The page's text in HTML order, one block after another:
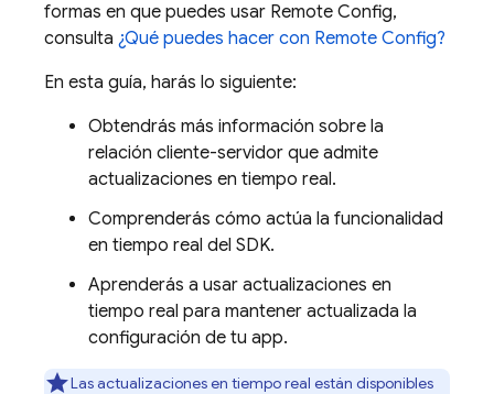
formas en que puedes usar Remote Config,
consulta ¿Qué puedes hacer con Remote Config?
En esta guía, harás lo siguiente:
Obtendrás más información sobre la
relación cliente-servidor que admite
actualizaciones en tiempo real.
Comprenderás cómo actúa la funcionalidad
en tiempo real del SDK.
Aprenderás a usar actualizaciones en
tiempo real para mantener actualizada la
configuración de tu app.
Las actualizaciones en tiempo real están disponibles